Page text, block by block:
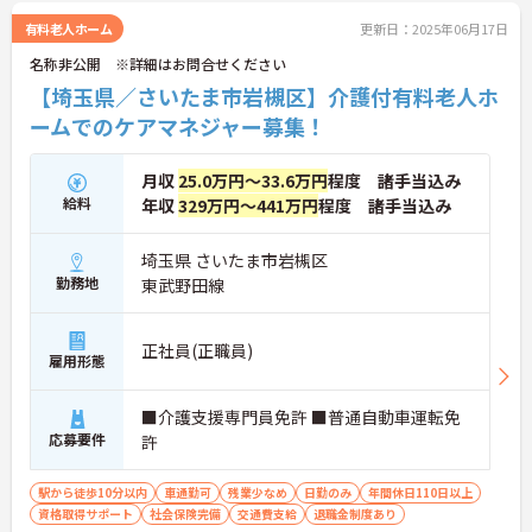
有料老人ホーム 更新日：2025年06月17日
名称非公開 ※詳細はお問合せください
【埼玉県／さいたま市岩槻区】介護付有料老人ホ
ームでのケアマネジャー募集！
給料
月収 25.0万円～33.6万円程度 諸手当込み
年収329万円～441万円程度 諸手当込み
勤務地
埼玉県 さいたま市岩槻区
東武野田線
雇用形態 正社員(正職員)
応募要件
■介護支援専門員免許 ■普通自動車運転免
許
駅から徒歩10分以内 車通勤可 残業少なめ 日勤のみ
年間休日110日以上
資格取得サポート
社会保険完備 交通費支給 退職金制度あり